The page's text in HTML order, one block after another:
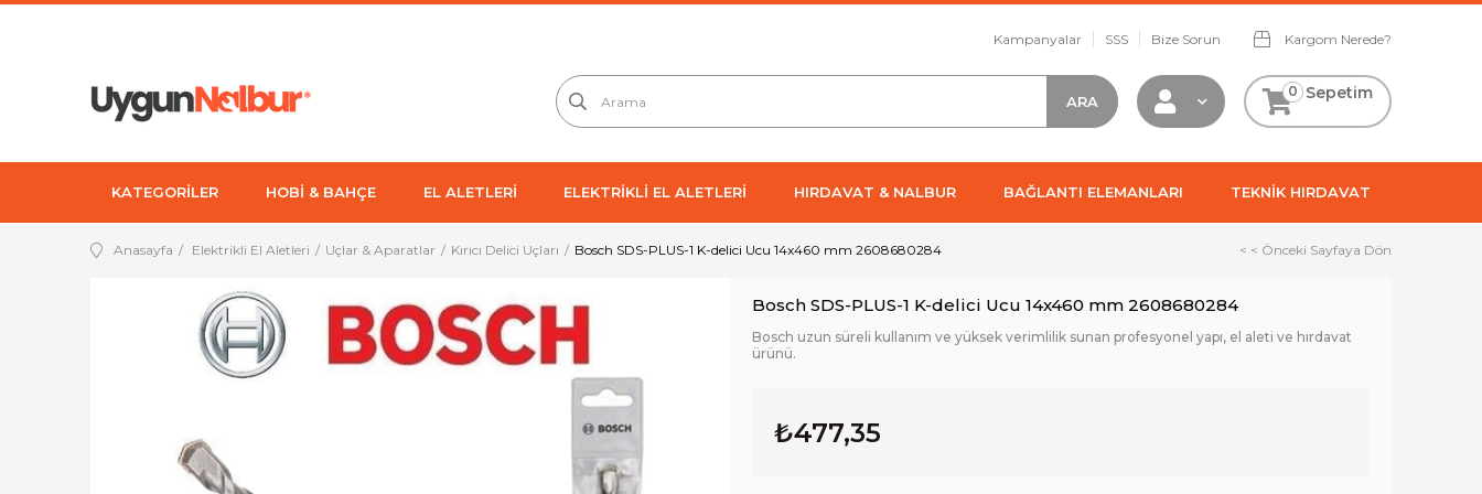
Kampanyalar SSS Bize Sorun Kargom Nerede?
Sepetim
0
KATEGORİLER HOBİ & BAHÇE EL ALETLERİ ELEKTRİKLİ EL ALETLERİ HIRDAVAT & NALBUR BAĞLANTI ELEMANLARI TEKNİK HIRDAVAT
Anasayfa Elektrikli El Aletleri Uçlar & Aparatlar Kırıcı Delici Uçları Bosch SDS-PLUS-1 K-delici Ucu 14x460 mm 2608680284 < < Önceki Sayfaya Dön
Bosch SDS-PLUS-1 K-delici Ucu 14x460 mm 2608680284
Bosch uzun süreli kullanım ve yüksek verimlilik sunan profesyonel yapı, el aleti ve hırdavat
ürünü.
₺477,35